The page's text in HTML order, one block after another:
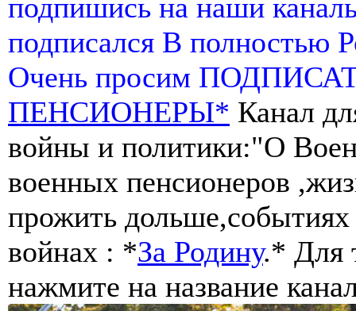
подпишись на наши
подписался В полностью
Очень просим
ПЕНСИОНЕРЫ* Канал
войны и политики:"О
военных пенсионеров
прожить
войнах : *За Родину.* Для
нажмите на название